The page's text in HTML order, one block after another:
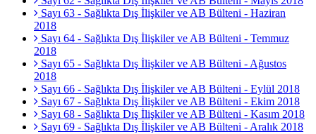
Sayı 63 - Sağlıkta Dış İlişkiler ve AB Bülteni - Haziran
2018
Sayı 64 - Sağlıkta Dış İlişkiler ve AB Bülteni - Temmuz
2018
Sayı 65 - Sağlıkta Dış İlişkiler ve AB Bülteni - Ağustos
2018
Sayı 66 - Sağlıkta Dış İlişkiler ve AB Bülteni - Eylül 2018
Sayı 67 - Sağlıkta Dış İlişkiler ve AB Bülteni - Ekim 2018
Sayı 68 - Sağlıkta Dış İlişkiler ve AB Bülteni - Kasım 2018
Sayı 69 - Sağlıkta Dış İlişkiler ve AB Bülteni - Aralık 2018